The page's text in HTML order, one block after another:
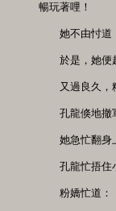
暢玩著哩！
她不由忖道：
於是，她便赴
又過良久，粉
孔龍倏地撤軍
她急忙翻身上
孔龍忙捂住小
粉嬌忙道：「